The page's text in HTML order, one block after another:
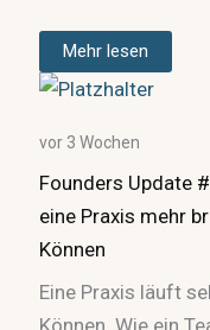
Mehr lesen
vor 3 Wochen
Founders Update
eine Praxis mehr
Können
Eine Praxis läuft